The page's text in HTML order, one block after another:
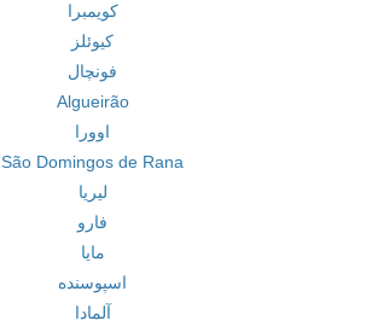
کویمبرا
کیوئلز
فونچال
Algueirão
اوورا
São Domingos de Rana
لیریا
فارو
مایا
اسپوسنده
آلمادا